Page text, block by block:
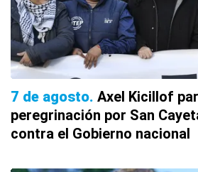
7 de agosto Axel Kicillof
peregrinación por San
contra el Gobierno nacional